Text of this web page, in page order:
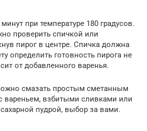
при температуре 180 градусов.
проверить спичкой или
пирог в центре. Спичка должна
определить готовность пирога не
от добавленного варенья.
смазать простым сметанным
вареньем, взбитыми сливками или
пудрой, выбор за вами.